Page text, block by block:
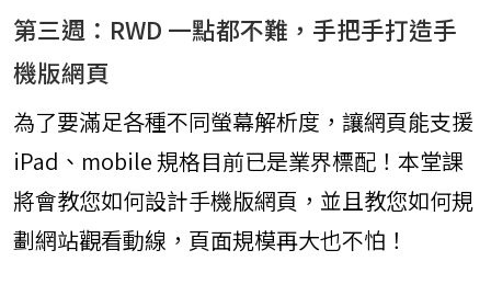
第三週：RWD 一點都不難，手把手打造手
機版網頁
為了要滿足各種不同螢幕解析度，讓網頁能支援
iPad、mobile 規格目前已是業界標配！本堂課
將會教您如何設計手機版網頁，並且教您如何規
劃網站觀看動線，頁面規模再大也不怕！